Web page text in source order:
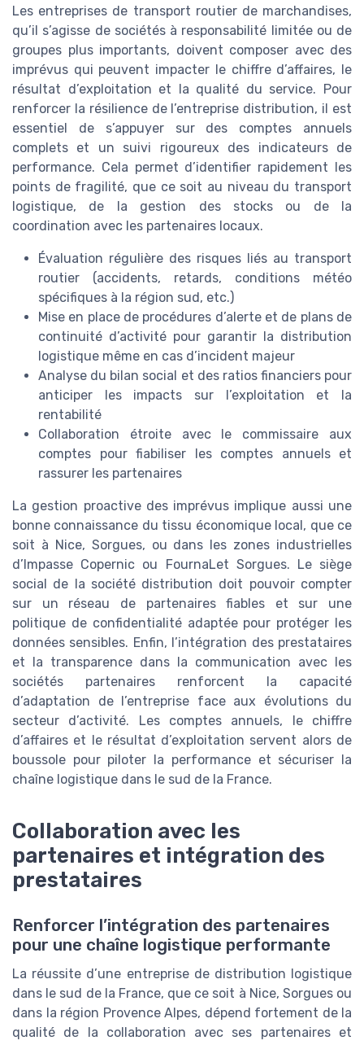
Les entreprises de transport routier de marchandises,
qu’il s’agisse de sociétés à responsabilité limitée ou de
groupes plus importants, doivent composer avec des
imprévus qui peuvent impacter le chiffre d’affaires, le
résultat d’exploitation et la qualité du service. Pour
renforcer la résilience de l’entreprise distribution, il est
essentiel de s’appuyer sur des comptes annuels
complets et un suivi rigoureux des indicateurs de
performance. Cela permet d’identifier rapidement les
points de fragilité, que ce soit au niveau du transport
logistique, de la gestion des stocks ou de la
coordination avec les partenaires locaux.
Évaluation régulière des risques liés au transport
routier (accidents, retards, conditions météo
spécifiques à la région sud, etc.)
Mise en place de procédures d’alerte et de plans de
continuité d’activité pour garantir la distribution
logistique même en cas d’incident majeur
Analyse du bilan social et des ratios financiers pour
anticiper les impacts sur l’exploitation et la
rentabilité
Collaboration étroite avec le commissaire aux
comptes pour fiabiliser les comptes annuels et
rassurer les partenaires
La gestion proactive des imprévus implique aussi une
bonne connaissance du tissu économique local, que ce
soit à Nice, Sorgues, ou dans les zones industrielles
d’Impasse Copernic ou FournaLet Sorgues. Le siège
social de la société distribution doit pouvoir compter
sur un réseau de partenaires fiables et sur une
politique de confidentialité adaptée pour protéger les
données sensibles. Enfin, l’intégration des prestataires
et la transparence dans la communication avec les
sociétés partenaires renforcent la capacité
d’adaptation de l’entreprise face aux évolutions du
secteur d’activité. Les comptes annuels, le chiffre
d’affaires et le résultat d’exploitation servent alors de
boussole pour piloter la performance et sécuriser la
chaîne logistique dans le sud de la France.
Collaboration avec les
partenaires et intégration des
prestataires
Renforcer l’intégration des partenaires
pour une chaîne logistique performante
La réussite d’une entreprise de distribution logistique
dans le sud de la France, que ce soit à Nice, Sorgues ou
dans la région Provence Alpes, dépend fortement de la
qualité de la collaboration avec ses partenaires et